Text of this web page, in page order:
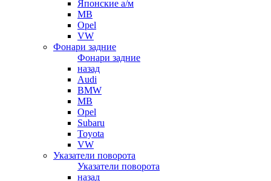
Японские а/м
MB
Opel
VW
Фонари задние
Фонари задние
назад
Audi
BMW
MB
Opel
Subaru
Toyota
VW
Указатели поворота
Указатели поворота
назад